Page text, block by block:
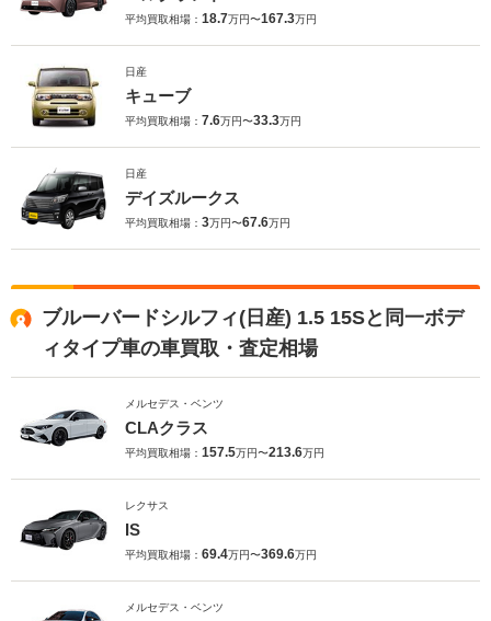
平均買取相場： 18.7万円〜167.3万円
日産
キューブ
平均買取相場： 7.6万円〜33.3万円
日産
デイズルークス
平均買取相場： 3万円〜67.6万円
ブルーバードシルフィ(日産) 1.5 15Sと同一ボデ
ィタイプ車の車買取・査定相場
メルセデス・ベンツ
CLAクラス
平均買取相場： 157.5万円〜213.6万円
レクサス
IS
平均買取相場： 69.4万円〜369.6万円
メルセデス・ベンツ